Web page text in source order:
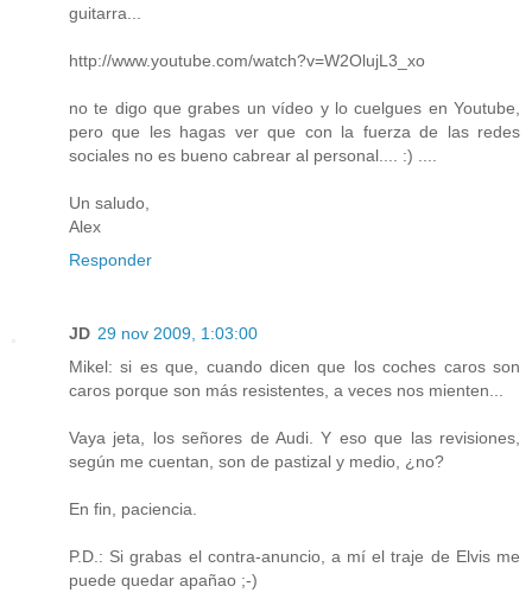
guitarra...
http://www.youtube.com/watch?v=W2OlujL3_xo
no te digo que grabes un vídeo y lo cuelgues en Youtube,
pero que les hagas ver que con la fuerza de las redes
sociales no es bueno cabrear al personal.... :) ....
Un saludo,
Alex
Responder
JD 29 nov 2009, 1:03:00
Mikel: si es que, cuando dicen que los coches caros son
caros porque son más resistentes, a veces nos mienten...
Vaya jeta, los señores de Audi. Y eso que las revisiones,
según me cuentan, son de pastizal y medio, ¿no?
En fin, paciencia.
P.D.: Si grabas el contra-anuncio, a mí el traje de Elvis me
puede quedar apañao ;-)